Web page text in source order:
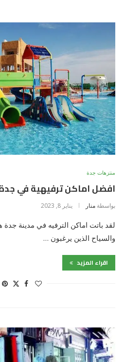
منتزهات جدة
افضل اماكن ترفيهية في جدة
بواسطة منار يناير 8, 2023
لقد باتت اماكن الترفيه في مدينة
والسياح الذين يرغبون …
اقراء المزيد